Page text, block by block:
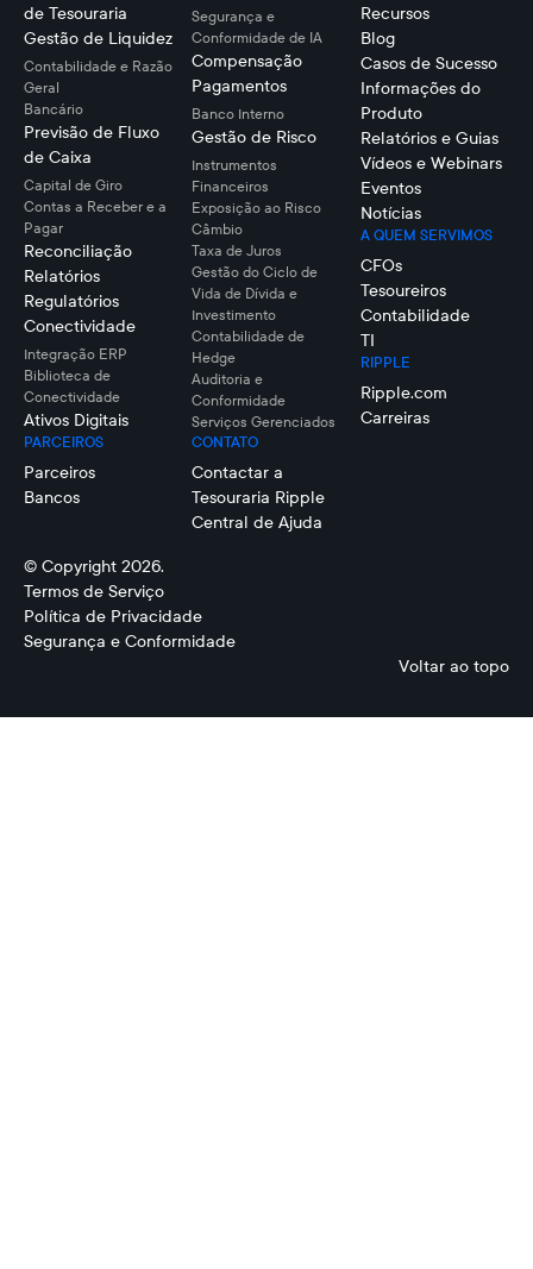
de Tesouraria
Gestão de Liquidez
Contabilidade e Razão
Geral
Bancário
Previsão de Fluxo
de Caixa
Capital de Giro
Contas a Receber e a
Pagar
Reconciliação
Relatórios
Regulatórios
Conectividade
Integração ERP
Biblioteca de
Conectividade
Ativos Digitais
PARCEIROS
Parceiros
Bancos
Segurança e
Conformidade de IA
Compensação
Pagamentos
Banco Interno
Gestão de Risco
Instrumentos
Financeiros
Exposição ao Risco
Câmbio
Taxa de Juros
Gestão do Ciclo de
Vida de Dívida e
Investimento
Contabilidade de
Hedge
Auditoria e
Conformidade
Serviços Gerenciados
CONTATO
Contactar a
Tesouraria Ripple
Central de Ajuda
Recursos
Blog
Casos de Sucesso
Informações do
Produto
Relatórios e Guias
Vídeos e Webinars
Eventos
Notícias
A QUEM SERVIMOS
CFOs
Tesoureiros
Contabilidade
TI
RIPPLE
Ripple.com
Carreiras
© Copyright 2026.
Termos de Serviço
Política de Privacidade
Segurança e Conformidade
Voltar ao topo